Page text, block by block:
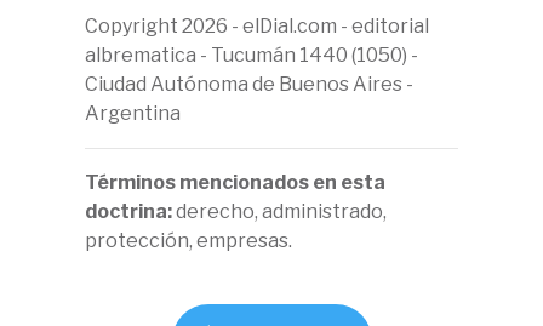
Copyright 2026 - elDial.com - editorial
albrematica - Tucumán 1440 (1050) -
Ciudad Autónoma de Buenos Aires -
Argentina
Términos mencionados en esta
doctrina:derecho, administrado,
protección, empresas.